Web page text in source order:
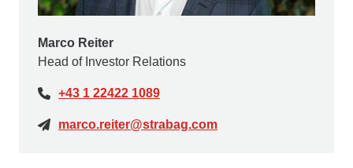
Marco Reiter
Head of Investor Relations
+43 1 22422 1089
marco.reiter@strabag.com